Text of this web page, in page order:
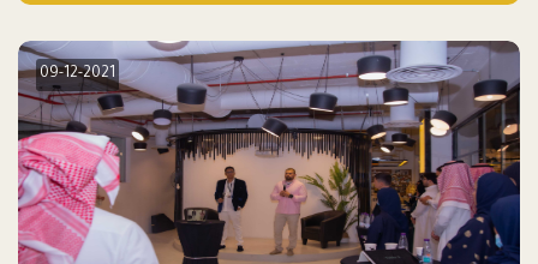
دولار أمريكي)، بقيادة شركتي دعم المنشآت المحدودة وتسارع القابضة
09-12-2021